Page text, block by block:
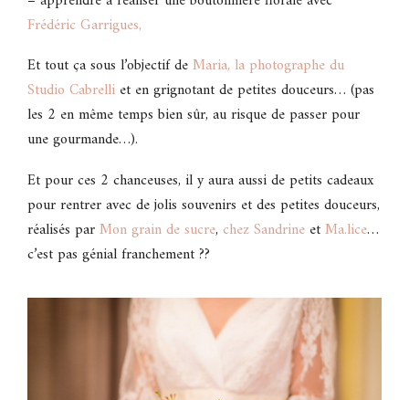
Frédéric Garrigues,
Et tout ça sous l’objectif deMaria, la photographe du
Studio Cabrelli et en grignotant de petites douceurs… (pas
les 2 en même temps bien sûr, au risque de passer pour
une gourmande…).
Et pour ces 2 chanceuses, il y aura aussi de petits cadeaux
pour rentrer avec de jolis souvenirs et des petites douceurs,
réalisés parMon grain de sucre, chez Sandrine etMa.lice…
c’est pas génial franchement ??